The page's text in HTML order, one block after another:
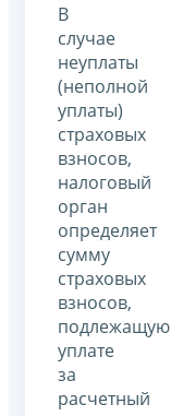
В
случае
неуплаты
(неполной
уплаты)
страховых
взносов,
налоговый
орган
определяет
сумму
страховых
взносов,
подлежащую
уплате
за
расчетный